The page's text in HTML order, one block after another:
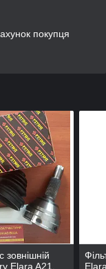
покупця
Elara A21,